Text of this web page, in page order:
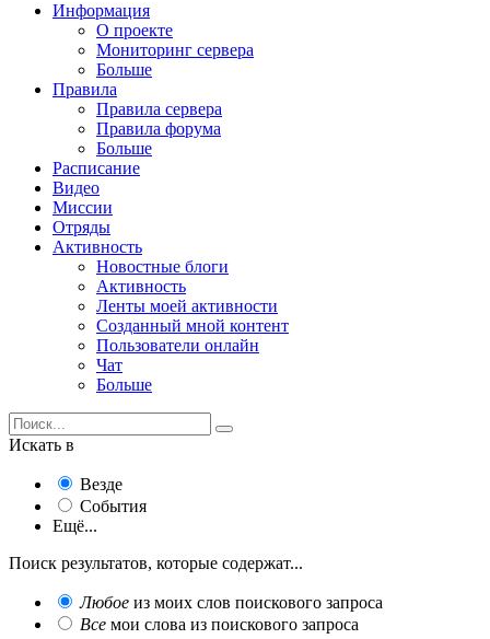
Информация
О проекте
Мониторинг сервера
Больше
Правила
Правила сервера
Правила форума
Больше
Расписание
Видео
Миссии
Отряды
Активность
Новостные блоги
Активность
Ленты моей активности
Созданный мной контент
Пользователи онлайн
Чат
Больше
Искать в
Везде
События
Ещё...
Поиск результатов, которые содержат...
Любое из моих слов поискового запроса
Все мои слова из поискового запроса